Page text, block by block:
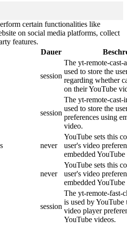
certain functionalities like
on social media platforms, collect
features.
Dauer
session
The yt-remote-cast-
used to store the
regarding whether
on their YouTube
session
The yt-remote-cast-
used to store the
preferences using
video.
never
YouTube sets this
user's video
embedded
never
YouTube sets this
user's video
embedded
session
The yt-remote-fast-
is used by YouTube
video player
YouTube videos.